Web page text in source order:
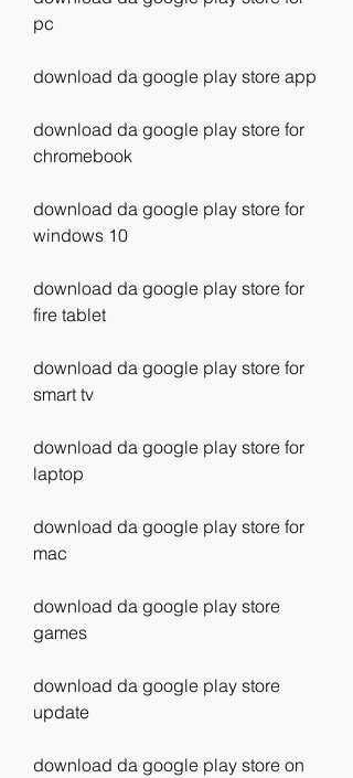
pc
download da google play store app
download da google play store for
chromebook
download da google play store for
windows 10
download da google play store for
fire tablet
download da google play store for
smart tv
download da google play store for
laptop
download da google play store for
mac
download da google play store
games
download da google play store
update
download da google play store on